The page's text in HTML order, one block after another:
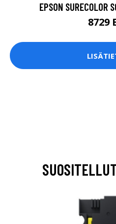
EPSON SURECOLOR
8729